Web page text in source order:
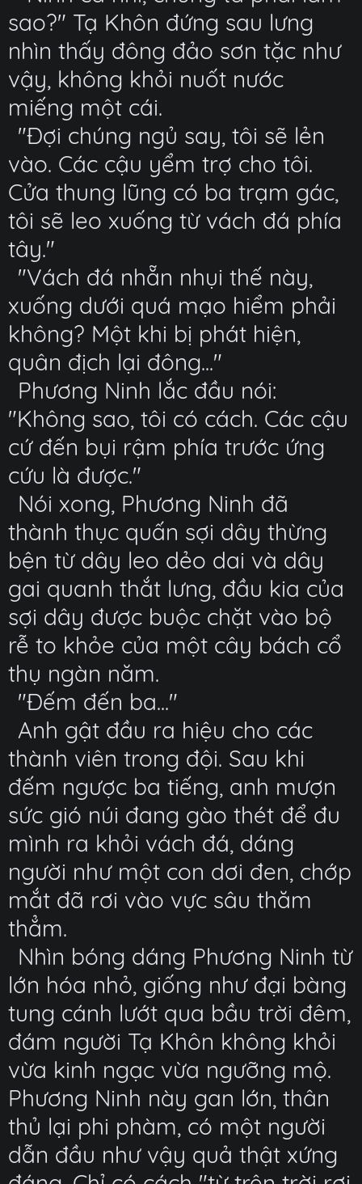
sao?" Tạ Khôn đứng sau lưng
nhìn thấy đông đảo sơn tặc như
vậy, không khỏi nuốt nước
miếng một cái.
"Đợi chúng ngủ say, tôi sẽ lẻn
vào. Các cậu yểm trợ cho tôi.
Cửa thung lũng có ba trạm gác,
tôi sẽ leo xuống từ vách đá phía
tây."
"Vách đá nhẵn nhụi thế này,
xuống dưới quá mạo hiểm phải
không? Một khi bị phát hiện,
quân địch lại đông..."
Phương Ninh lắc đầu nói:
"Không sao, tôi có cách. Các cậu
cứ đến bụi rậm phía trước ứng
cứu là được."
Nói xong, Phương Ninh đã
thành thục quấn sợi dây thừng
bện từ dây leo dẻo dai và dây
gai quanh thắt lưng, đầu kia của
sợi dây được buộc chặt vào bộ
rễ to khỏe của một cây bách cổ
thụ ngàn năm.
"Đếm đến ba..."
Anh gật đầu ra hiệu cho các
thành viên trong đội. Sau khi
đếm ngược ba tiếng, anh mượn
sức gió núi đang gào thét để đu
mình ra khỏi vách đá, dáng
người như một con dơi đen, chớp
mắt đã rơi vào vực sâu thăm
thẳm.
Nhìn bóng dáng Phương Ninh từ
lớn hóa nhỏ, giống như đại bàng
tung cánh lướt qua bầu trời đêm,
đám người Tạ Khôn không khỏi
vừa kinh ngạc vừa ngưỡng mộ.
Phương Ninh này gan lớn, thân
thủ lại phi phàm, có một người
dẫn đầu như vậy quả thật xứng